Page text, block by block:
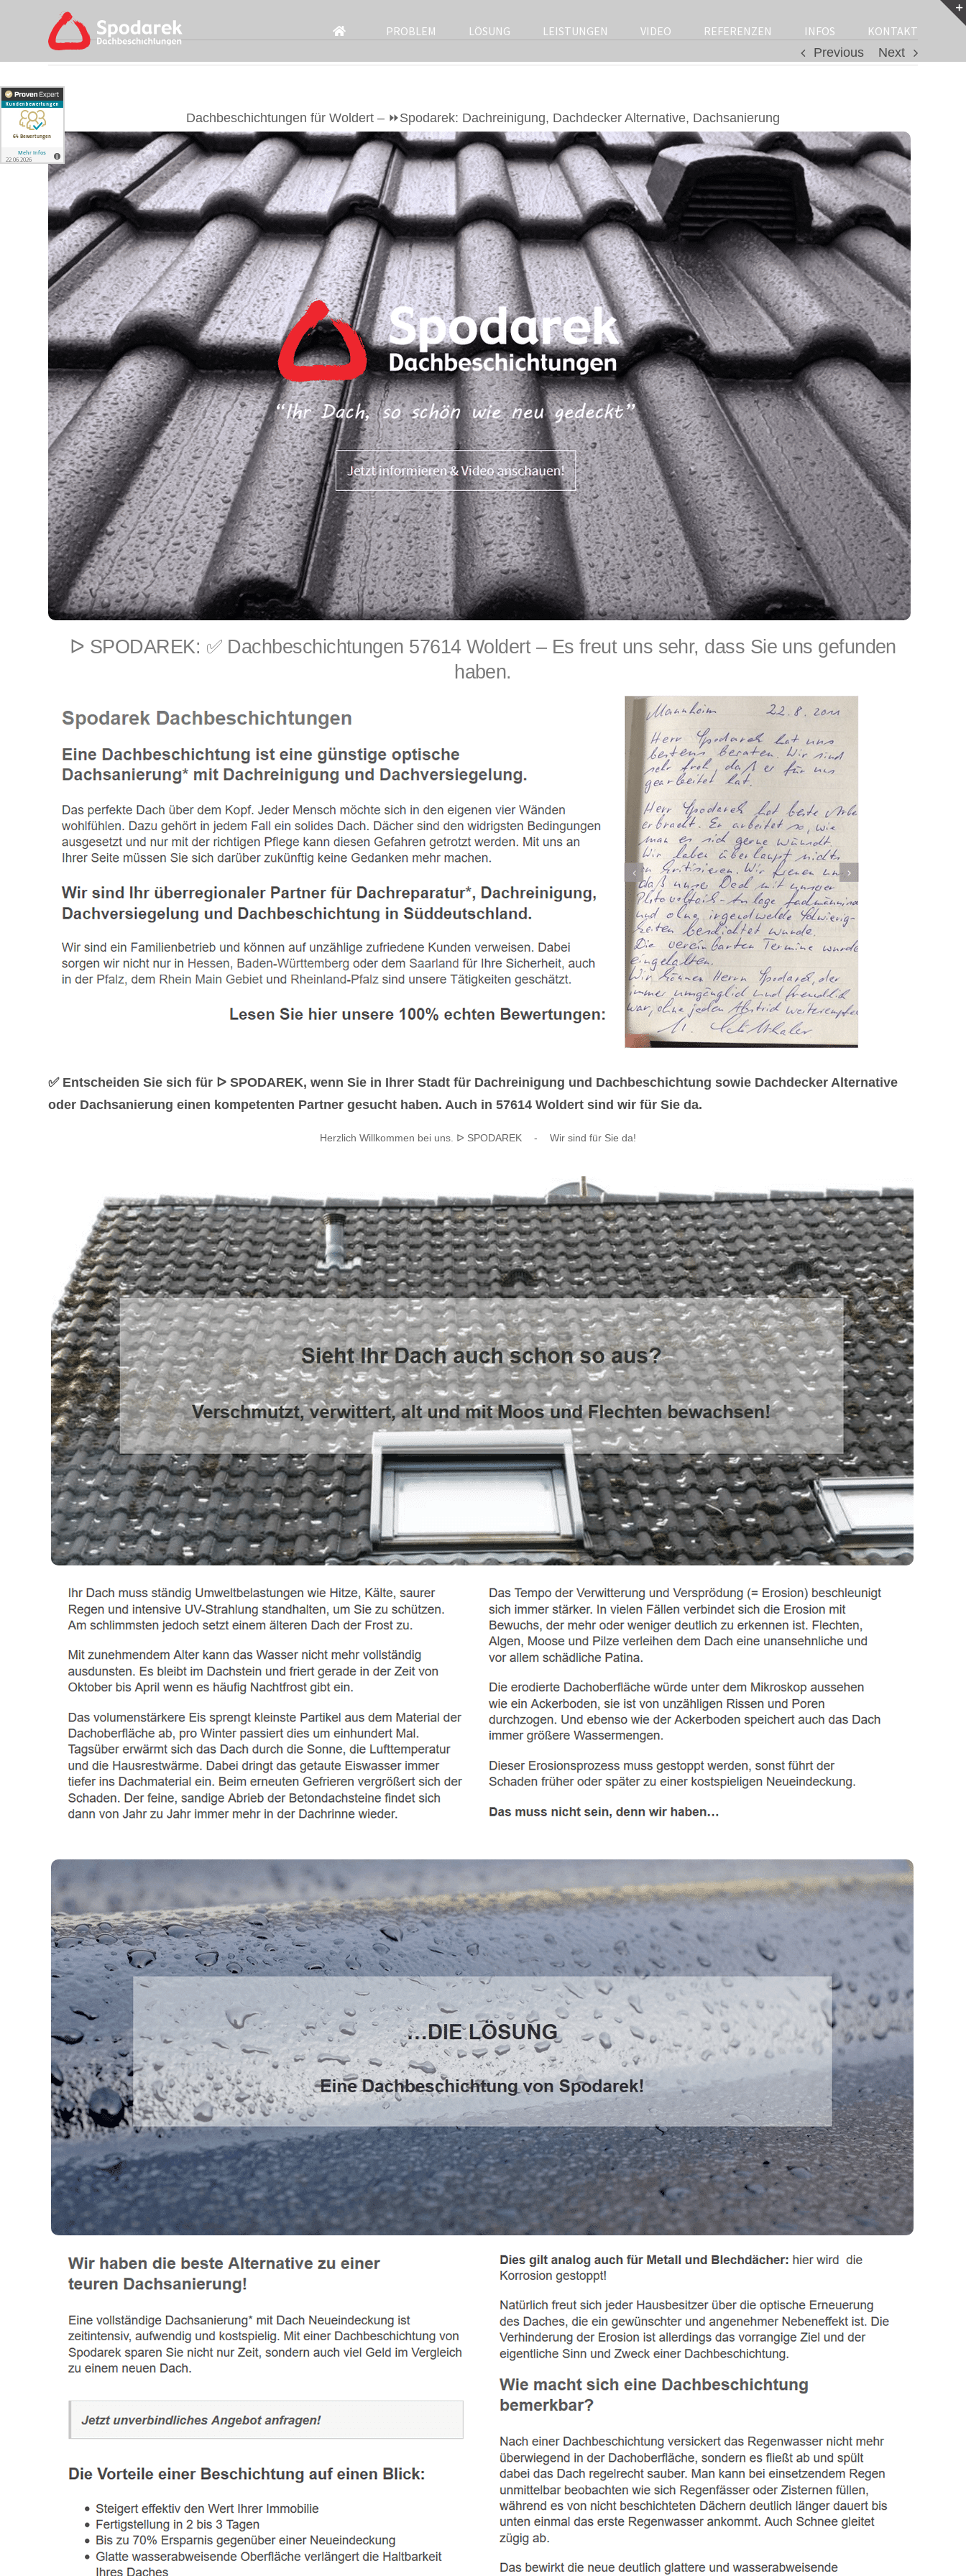
PROBLEM LÖSUNG LEISTUNGEN VIDEO REFERENZEN INFOS
KONTAKT
Previous
Next
Dachbeschichtungen für Woldert – ⏩Spodarek: Dachreinigung, Dachdecker Alternative, Dachsanierung
ᐅ SPODAREK: ✅ Dachbeschichtungen 57614 Woldert – Es freut uns sehr, dass Sie uns gefunden
haben.
✅ Entscheiden Sie sich für ᐅ SPODAREK, wenn Sie in Ihrer Stadt für Dachreinigung und Dachbeschichtung sowie Dachdecker Alternative
oder Dachsanierung einen kompetenten Partner gesucht haben. Auch in 57614 Woldert sind wir für Sie da.
Herzlich Willkommen bei uns. ᐅ SPODAREK - Wir sind für Sie da!